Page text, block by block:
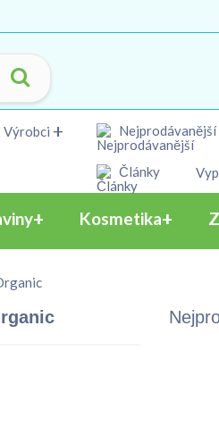
Výrobci Nejprodávanější
Články
Kosmetika